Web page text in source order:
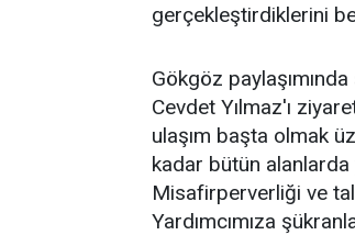
gerçekleştirdiklerini
Gökgöz
Cevdet Yılmaz'ı
ulaşım başta olmak
kadar bütün alanlarda
Misafirperverliği ve
Yardımcımıza